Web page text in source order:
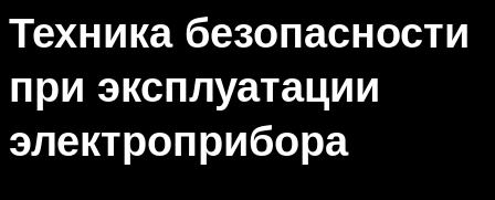
Техника безопасности
при эксплуатации
электроприбора